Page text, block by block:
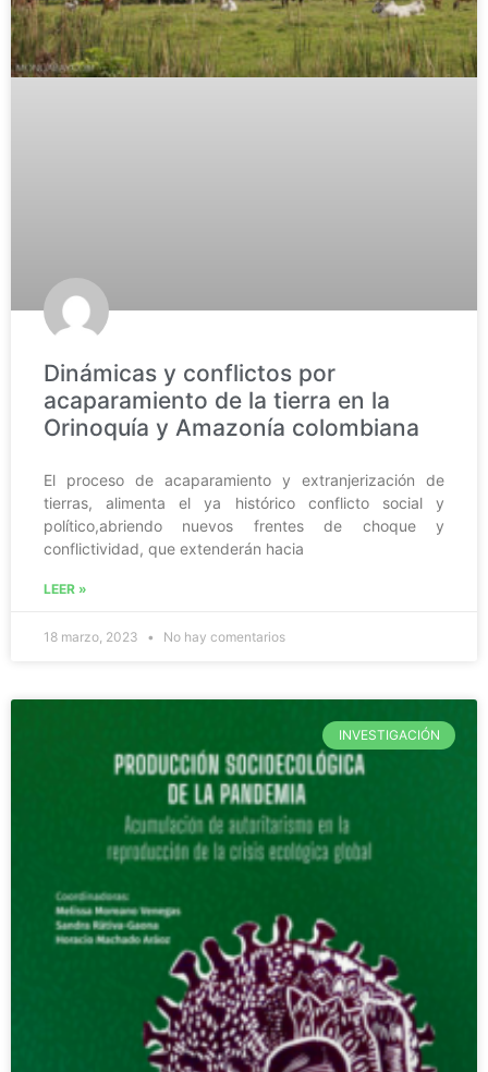
Dinámicas y conflictos por
acaparamiento de la tierra en la
Orinoquía y Amazonía colombiana
El proceso de acaparamiento y extranjerización de
tierras, alimenta el ya histórico conflicto social y
político,abriendo nuevos frentes de choque y
conflictividad, que extenderán hacia
LEER »
18 marzo, 2023 No hay comentarios
INVESTIGACIÓN